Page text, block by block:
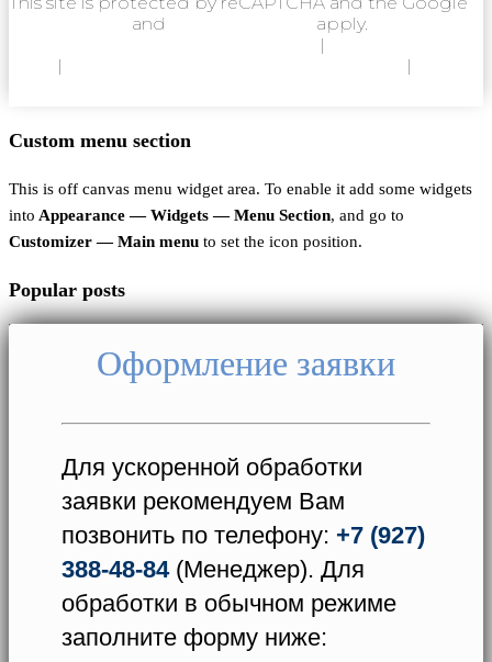
and
apply.
|
|
|
Custom menu section
This is off canvas menu widget area. To enable it add some widgets
into Appearance — Widgets — Menu Section, and go to
Customizer — Main menu to set the icon position.
Popular posts
Оформление заявки
Для ускоренной обработки
заявки рекомендуем Вам
позвонить по телефону: +7 (927)
388-48-84 (Менеджер). Для
обработки в обычном режиме
заполните форму ниже: